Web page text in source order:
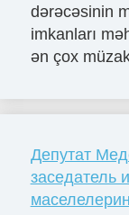
dərəcəsinin
imkanları
ən çox
Депутат
заседатель